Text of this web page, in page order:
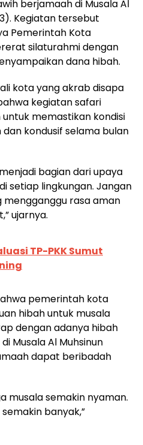
berjamaah di Musala Al
Kegiatan tersebut
Pemerintah Kota
silaturahmi dengan
dana hibah.
kota yang akrab disapa
kegiatan safari
memastikan kondisi
kondusif selama bulan
bagian dari upaya
setiap lingkungan. Jangan
rasa aman
ujarnya.
TP-PKK Sumut
pemerintah kota
hibah untuk musala
dengan adanya hibah
Musala Al Muhsinun
dapat beribadah
musala semakin nyaman.
banyak,”